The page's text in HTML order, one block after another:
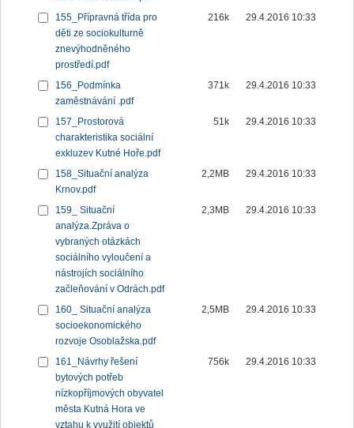
155_Přípravná třída pro
děti ze sociokulturně
znevýhodněného
prostředí.pdf
216k 29.4.2016 10:33
156_Podmínka
zaměstnávání .pdf
371k 29.4.2016 10:33
157_Prostorová
charakteristika sociální
exkluzev Kutné Hoře.pdf
51k 29.4.2016 10:33
158_Situační analýza
Krnov.pdf
2,2MB 29.4.2016 10:33
159_ Situační
analýza.Zpráva o
vybraných otázkách
sociálního vyloučení a
nástrojích sociálního
začleňování v Odrách.pdf
2,3MB 29.4.2016 10:33
160_ Situační analýza
socioekonomického
rozvoje Osoblažska.pdf
2,5MB 29.4.2016 10:33
161_Návrhy řešení
bytových potřeb
nízkopříjmových obyvatel
města Kutná Hora ve
vztahu k využití objektů
756k 29.4.2016 10:33